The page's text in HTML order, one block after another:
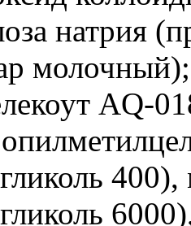
натрия
AQ-